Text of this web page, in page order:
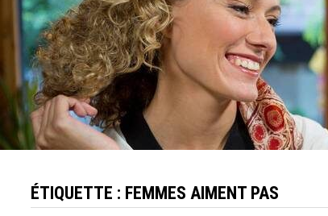
ÉTIQUETTE : FEMMES AIMENT PAS